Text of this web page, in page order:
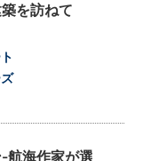
を訪ねて
航海作家が選